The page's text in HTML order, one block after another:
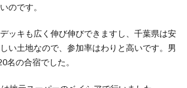
のです。
ッキも広く伸び伸びできますし、千葉県は安
い土地なので、参加率はわりと高いです。男
名の合宿でした。